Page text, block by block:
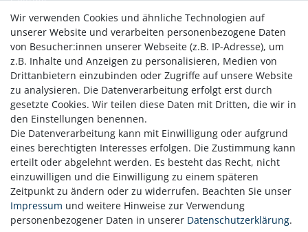
Die Kollektion ist streng limitiert auf lediglich 3.000
Exemplare.
Warten Sie nicht länger und verwandeln Sie Ihr Zuhause in
eine Galerie der Meisterwerke!
Zahlung
Versand
Wir verwenden Cookies und ähnliche Technologien auf
unserer Website und verarbeiten personenbezogene Daten
von Besucher:innen unserer Webseite (z.B. IP-Adresse), um
z.B. Inhalte und Anzeigen zu personalisieren, Medien von
Drittanbietern einzubinden oder Zugriffe auf unsere Website
zu analysieren. Die Datenverarbeitung erfolgt erst durch
gesetzte Cookies. Wir teilen diese Daten mit Dritten, die wir in
den Einstellungen benennen.
Die Datenverarbeitung kann mit Einwilligung oder aufgrund
eines berechtigten Interesses erfolgen. Die Zustimmung kann
erteilt oder abgelehnt werden. Es besteht das Recht, nicht
einzuwilligen und die Einwilligung zu einem späteren
Zeitpunkt zu ändern oder zu widerrufen. Beachten Sie unser
Impressum und weitere Hinweise zur Verwendung
personenbezogener Daten in unserer Daten­schutz­erklärung.